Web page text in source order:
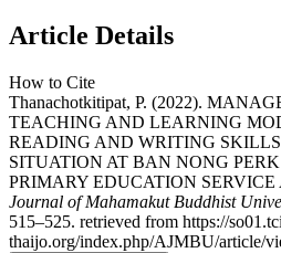
Article Details
How to Cite
Thanachotkitipat, P. (2022).
TEACHING AND LEARNING
READING AND WRITING
SITUATION AT BAN NONG
PRIMARY EDUCATION SERVICE
Journal of Mahamakut Buddhist
515–525. retrieved from https://
thaijo.org/index.php/AJMBU/article/